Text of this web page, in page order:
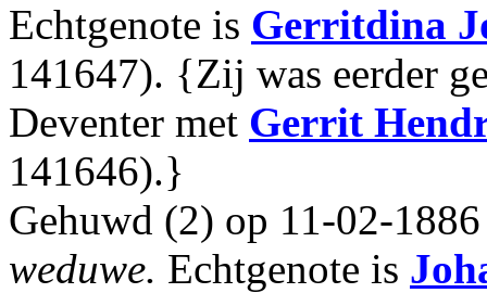
Echtgenote is Gerritdina
141647). {Zij was eerder
Deventer met Gerrit
141646).}
Gehuwd (2) op 11-02-
weduwe. Echtgenote is